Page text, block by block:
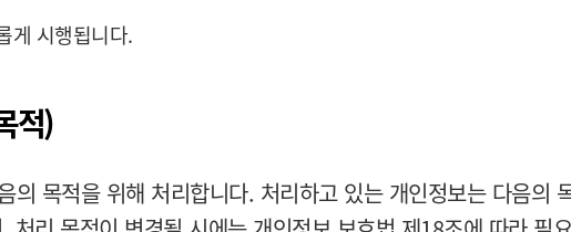
게 시행됩니다.
적)
의 목적을 위해 처리합니다. 처리하고 있는 개인정보는 다음의